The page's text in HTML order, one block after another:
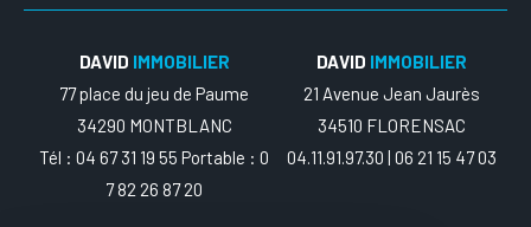
DAVID IMMOBILIER
77 place du jeu de Paume
34290 MONTBLANC
Tél : 04 67 31 19 55 Portable : 0
7 82 26 87 20
DAVID IMMOBILIER
21 Avenue Jean Jaurès
34510 FLORENSAC
04.11.91.97.30 | 06 21 15 47 03